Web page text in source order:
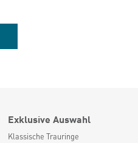
Exklusive Auswahl
Klassische Trauringe